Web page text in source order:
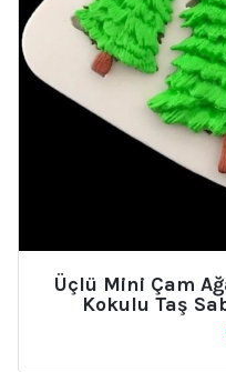
Üçlü Mini Çam
Kokulu Taş